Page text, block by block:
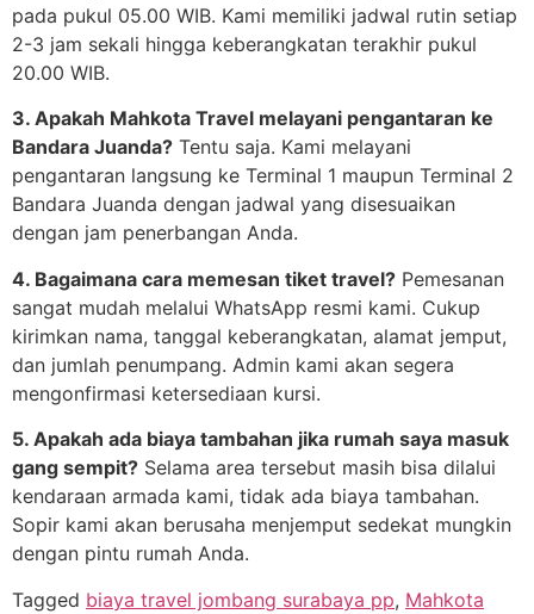
pada pukul 05.00 WIB. Kami memiliki jadwal rutin setiap
2-3 jam sekali hingga keberangkatan terakhir pukul
20.00 WIB.
3. Apakah Mahkota Travel melayani pengantaran ke
Bandara Juanda? Tentu saja. Kami melayani
pengantaran langsung ke Terminal 1 maupun Terminal 2
Bandara Juanda dengan jadwal yang disesuaikan
dengan jam penerbangan Anda.
4. Bagaimana cara memesan tiket travel? Pemesanan
sangat mudah melalui WhatsApp resmi kami. Cukup
kirimkan nama, tanggal keberangkatan, alamat jemput,
dan jumlah penumpang. Admin kami akan segera
mengonfirmasi ketersediaan kursi.
5. Apakah ada biaya tambahan jika rumah saya masuk
gang sempit? Selama area tersebut masih bisa dilalui
kendaraan armada kami, tidak ada biaya tambahan.
Sopir kami akan berusaha menjemput sedekat mungkin
dengan pintu rumah Anda.
Tagged biaya travel jombang surabaya pp, Mahkota